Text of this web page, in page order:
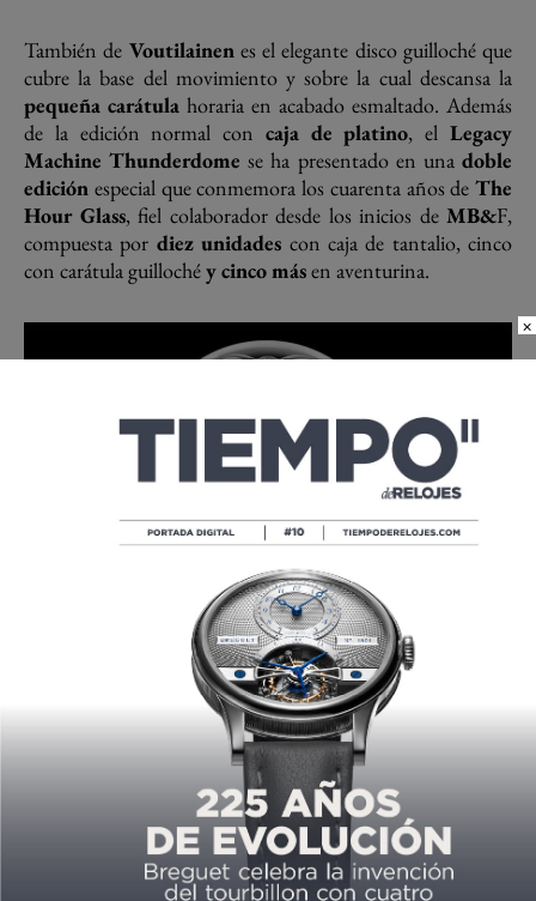
También de Voutilainenes el elegante disco guilloché que
cubre la base del movimiento y sobre la cual descansa la
pequeña carátula horaria en acabado esmaltado. Además
de la edición normal con caja de platino, elLegacy
Machine Thunderdome se ha presentado en unadoble
edición especial que conmemora los cuarenta años de The
Hour Glass, fiel colaborador desde los inicios de MB&F,
compuesta por diez unidades con caja de tantalio, cinco
con carátula guillochéy cinco másen aventurina.
Un elegante disco guilloché que cubre la base del movimiento y
sobre la cual descansa la pequeña carátula.
Características técnicas
Caja : 44 mm de platino.
×